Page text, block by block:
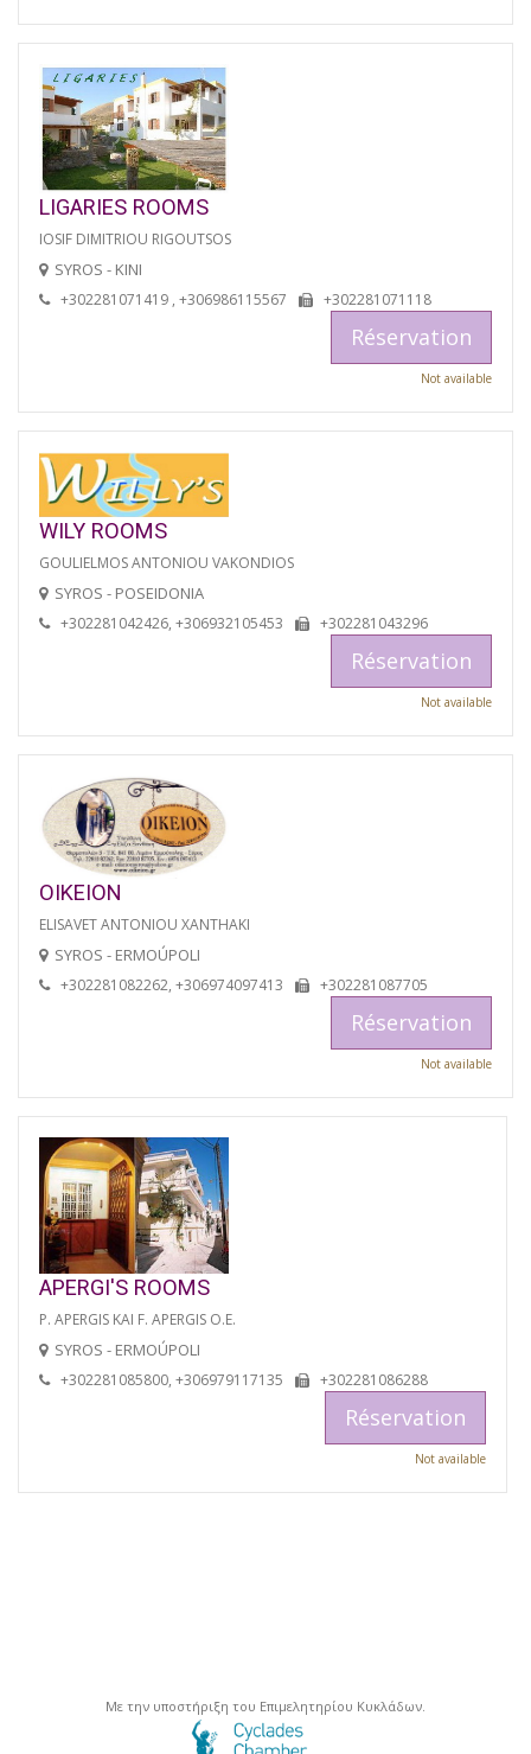
LIGARIES ROOMS
IOSIF DIMITRIOU RIGOUTSOS
SYROS - KINI
+302281071419 , +306986115567 +302281071118
Réservation
Not available
WILY ROOMS
GOULIELMOS ANTONIOU VAKONDIOS
SYROS - POSEIDONIA
+302281042426, +306932105453 +302281043296
Réservation
Not available
OIKEION
ELISAVET ANTONIOU XANTHAKI
SYROS - ERMOÚPOLI
+302281082262, +306974097413 +302281087705
Réservation
Not available
APERGI'S ROOMS
P. APERGIS KAI F. APERGIS O.E.
SYROS - ERMOÚPOLI
+302281085800, +306979117135 +302281086288
Réservation
Not available
Με την υποστήριξη του Επιμελητηρίου Κυκλάδων.